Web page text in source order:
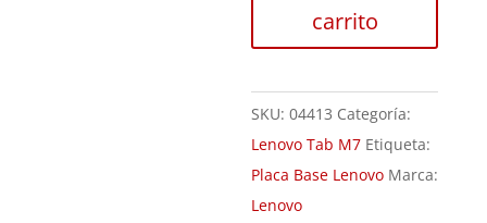
cantidadcarrito
SKU:04413 Categoría:
Lenovo Tab M7 Etiqueta:
Placa Base Lenovo Marca:
Lenovo